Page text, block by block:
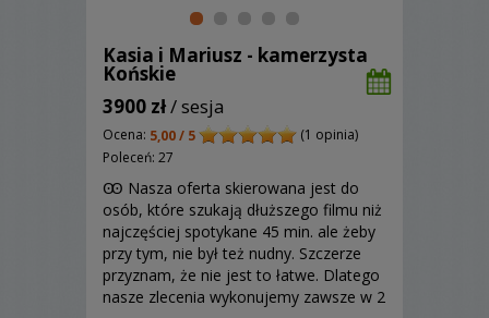
Kasia i Mariusz - kamerzysta
Końskie
3900 zł/ sesja
Ocena: 5,00 / 5
(1 opinia)
Poleceń: 27
Ꙭ Nasza oferta skierowana jest do
osób, które szukają dłuższego filmu niż
najczęściej spotykane 45 min. ale żeby
przy tym, nie był też nudny. Szczerze
przyznam, że nie jest to łatwe. Dlatego
nasze zlecenia wykonujemy zawsze w 2